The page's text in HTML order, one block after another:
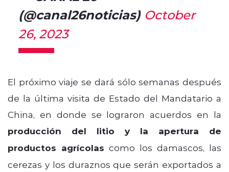
(@canal26noticias) October
26, 2023
El próximo viaje se dará sólo semanas después
de la última visita de Estado del Mandatario a
China, en donde se lograron acuerdos en la
producción del litio y la apertura de
productos agrícolas como los damascos, las
cerezas y los duraznos que serán exportados a